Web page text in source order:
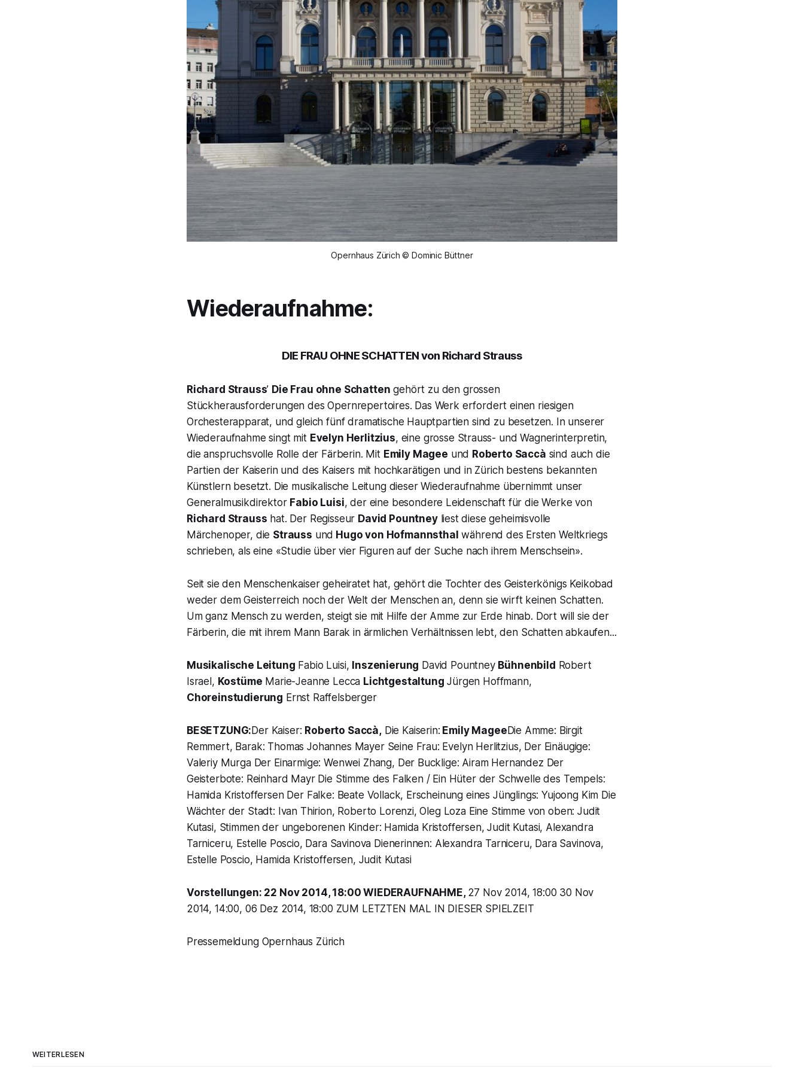
Opernhaus Zürich © Dominic Büttner
Wiederaufnahme:
DIE FRAU OHNE SCHATTENvon Richard Strauss
Richard Strauss’ Die Frau ohne Schatten gehört zu den grossen
Stückherausforderungen des Opernrepertoires. Das Werk erfordert einen riesigen
Orchesterapparat, und gleich fünf dramatische Hauptpartien sind zu besetzen. In unserer
Wiederaufnahme singt mit Evelyn Herlitzius, eine grosse Strauss- und Wagnerinterpretin,
die anspruchsvolle Rolle der Färberin. Mit Emily Magee und Roberto Saccà sind auch die
Partien der Kaiserin und des Kaisers mit hochkarätigen und in Zürich bestens bekannten
Künstlern besetzt. Die musikalische Leitung dieser Wiederaufnahme übernimmt unser
Generalmusikdirektor Fabio Luisi, der eine besondere Leidenschaft für die Werke von
Richard Strauss hat. Der Regisseur David Pountneyliest diese geheimisvolle
Märchenoper, die Strauss und Hugo von Hofmannsthal während des Ersten Weltkriegs
schrieben, als eine «Studie über vier Figuren auf der Suche nach ihrem Menschsein».
Seit sie den Menschenkaisergeheiratet hat, gehört die Tochter des Geisterkönigs Keikobad
weder dem Geisterreich noch der Welt der Menschen an, denn sie wirft keinen Schatten.
Um ganz Mensch zu werden, steigt sie mit Hilfe der Amme zur Erde hinab. Dort will sie der
Färberin, die mit ihrem Mann Barak in ärmlichen Verhältnissen lebt, den Schatten abkaufen...
Musikalische Leitung Fabio Luisi, Inszenierung David Pountney Bühnenbild Robert
Israel, Kostüme Marie-Jeanne Lecca Lichtgestaltung Jürgen Hoffmann,
Choreinstudierung Ernst Raffelsberger
BESETZUNG:Der Kaiser: Roberto Saccà,Die Kaiserin: Emily MageeDie Amme: Birgit
Remmert, Barak: Thomas Johannes Mayer Seine Frau: Evelyn Herlitzius, Der Einäugige:
Valeriy Murga Der Einarmige: Wenwei Zhang, Der Bucklige: Airam Hernandez Der
Geisterbote: Reinhard Mayr Die Stimme des Falken / Ein Hüter der Schwelle des Tempels:
Hamida Kristoffersen Der Falke: Beate Vollack, Erscheinung eines Jünglings: Yujoong Kim Die
Wächter der Stadt: Ivan Thirion, Roberto Lorenzi, Oleg Loza Eine Stimme von oben: Judit
Kutasi, Stimmen der ungeborenen Kinder: Hamida Kristoffersen, Judit Kutasi, Alexandra
Tarniceru, Estelle Poscio, Dara Savinova Dienerinnen: Alexandra Tarniceru, Dara Savinova,
Estelle Poscio, Hamida Kristoffersen, Judit Kutasi
Vorstellungen: 22 Nov 2014, 18:00 WIEDERAUFNAHME, 27 Nov 2014, 18:00 30 Nov
2014, 14:00, 06 Dez 2014, 18:00 ZUM LETZTEN MAL IN DIESER SPIELZEIT
Pressemeldung Opernhaus Zürich
WEITERLESEN